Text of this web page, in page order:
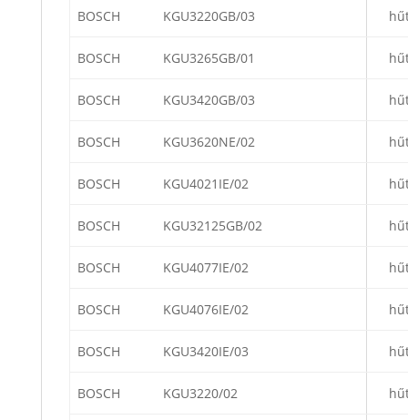
BOSCH KGU3220GB/03
BOSCH KGU3265GB/01
BOSCH KGU3420GB/03
BOSCH KGU3620NE/02
BOSCH KGU4021IE/02
BOSCH KGU32125GB/02
BOSCH KGU4077IE/02
BOSCH KGU4076IE/02
BOSCH KGU3420IE/03
BOSCH KGU3220/02